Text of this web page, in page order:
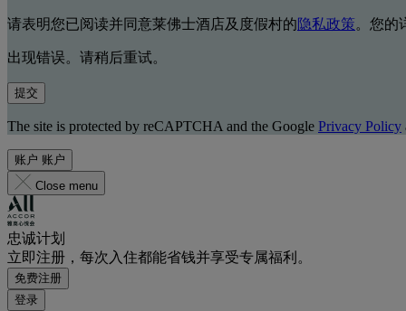
请表明您已阅读并同意莱佛士酒店及度假村的隐私政策。您的
出现错误。请稍后重试。
提交
The site is protected by reCAPTCHA and the Google Privacy Policy
账户 账户
Close menu
忠诚计划
立即注册，每次入住都能省钱并享受专属福利。
免费注册
登录